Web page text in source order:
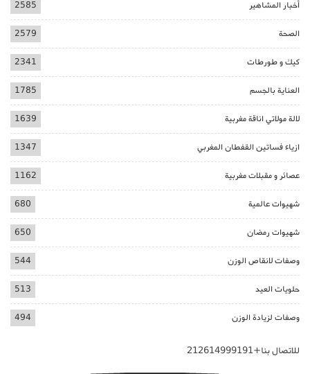
أخبار المشاهير 2585
الصحة 2579
كيك و طورطات 2341
العناية بالجسم 1785
لالة مولاتي اناقة مغربية 1639
ازياء فساتين القفطان المغربي 1347
عصائر و مقبلات مغربية 1162
شهيوات عالمية 680
شهيوات رمضان 650
وصفات لانقاص الوزن 544
حلويات العيد 513
وصفات لزيادة الوزن 494
للاتصال بنا+212614999191